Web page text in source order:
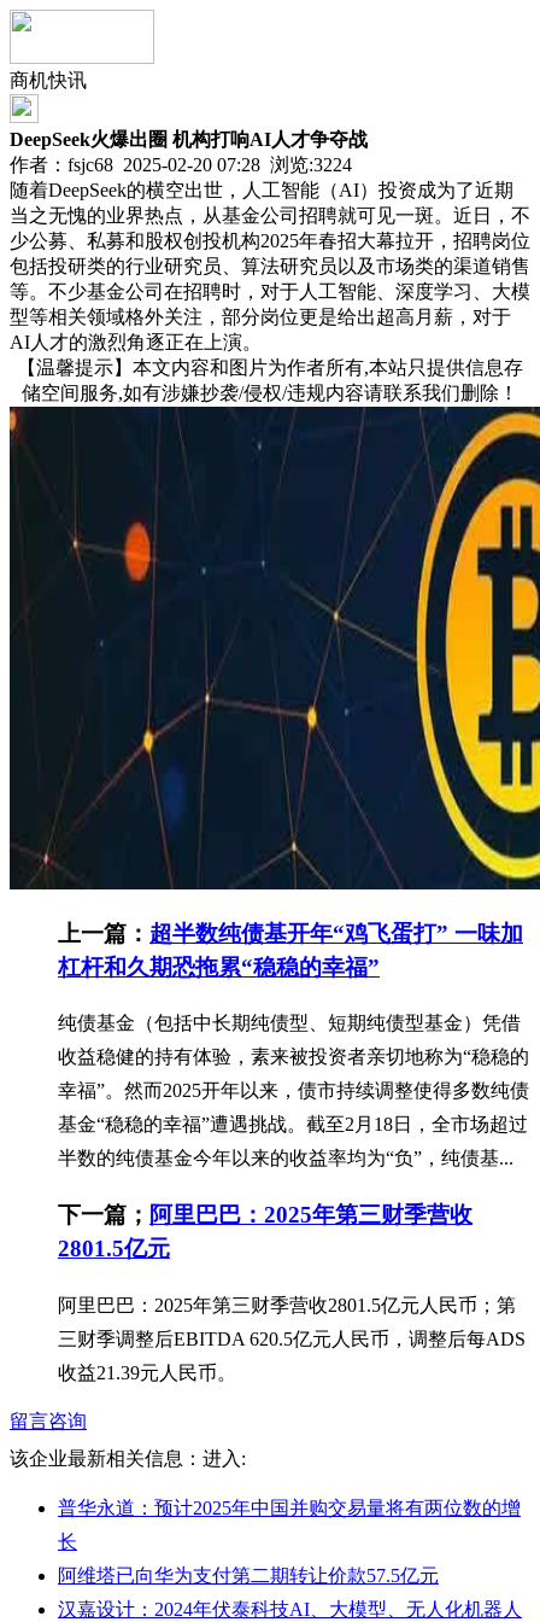
商机快讯
DeepSeek火爆出圈 机构打响AI人才争夺战
作者：fsjc68 2025-02-20 07:28 浏览:3224
随着DeepSeek的横空出世，人工智能（AI）投资成为了近期
当之无愧的业界热点，从基金公司招聘就可见一斑。近日，不
少公募、私募和股权创投机构2025年春招大幕拉开，招聘岗位
包括投研类的行业研究员、算法研究员以及市场类的渠道销售
等。不少基金公司在招聘时，对于人工智能、深度学习、大模
型等相关领域格外关注，部分岗位更是给出超高月薪，对于
AI人才的激烈角逐正在上演。
【温馨提示】本文内容和图片为作者所有,本站只提供信息存
储空间服务,如有涉嫌抄袭/侵权/违规内容请联系我们删除！
上一篇： 超半数纯债基开年“鸡飞蛋打” 一味加
杠杆和久期恐拖累“稳稳的幸福”
纯债基金（包括中长期纯债型、短期纯债型基金）凭借
收益稳健的持有体验，素来被投资者亲切地称为“稳稳的
幸福”。然而2025开年以来，债市持续调整使得多数纯债
基金“稳稳的幸福”遭遇挑战。截至2月18日，全市场超过
半数的纯债基金今年以来的收益率均为“负”，纯债基...
下一篇； 阿里巴巴：2025年第三财季营收
2801.5亿元
阿里巴巴：2025年第三财季营收2801.5亿元人民币；第
三财季调整后EBITDA 620.5亿元人民币，调整后每ADS
收益21.39元人民币。
留言咨询
该企业最新相关信息： 进入:
普华永道：预计2025年中国并购交易量将有两位数的增
长
阿维塔已向华为支付第二期转让价款57.5亿元
汉嘉设计：2024年伏泰科技AI、大模型、无人化机器人